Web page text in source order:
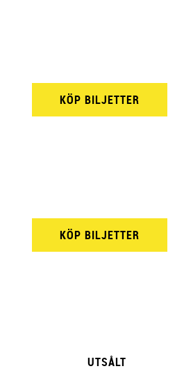
KÖP BILJETTER
KÖP BILJETTER
UTSÅLT